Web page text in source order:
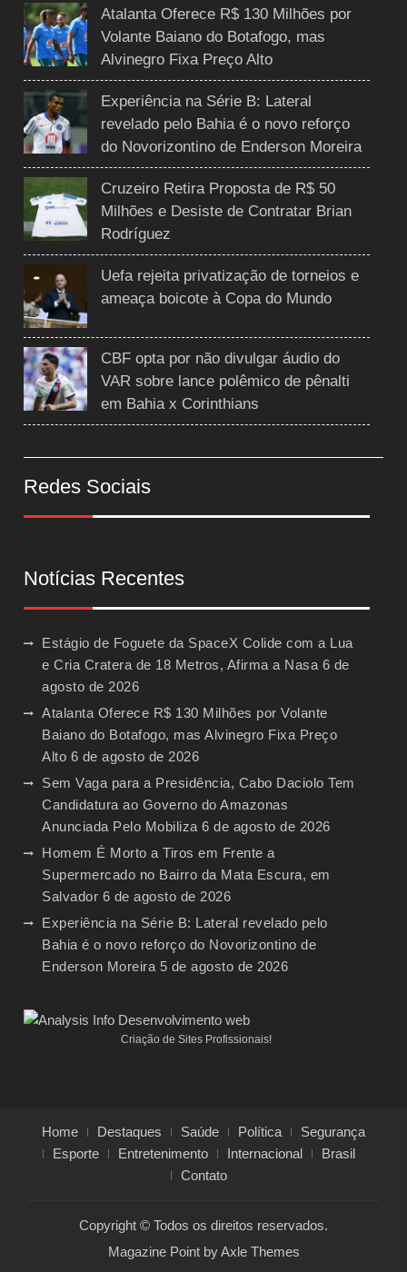
Atalanta Oferece R$ 130 Milhões por
Volante Baiano do Botafogo, mas
Alvinegro Fixa Preço Alto
Experiência na Série B: Lateral
revelado pelo Bahia é o novo reforço
do Novorizontino de Enderson Moreira
Cruzeiro Retira Proposta de R$ 50
Milhões e Desiste de Contratar Brian
Rodríguez
Uefa rejeita privatização de torneios e
ameaça boicote à Copa do Mundo
CBF opta por não divulgar áudio do
VAR sobre lance polêmico de pênalti
em Bahia x Corinthians
Redes Sociais
Notícias Recentes
Estágio de Foguete da SpaceX Colide com a Lua
e Cria Cratera de 18 Metros, Afirma a Nasa 6 de
agosto de 2026
Atalanta Oferece R$ 130 Milhões por Volante
Baiano do Botafogo, mas Alvinegro Fixa Preço
Alto 6 de agosto de 2026
Sem Vaga para a Presidência, Cabo Daciolo Tem
Candidatura ao Governo do Amazonas
Anunciada Pelo Mobiliza 6 de agosto de 2026
Homem É Morto a Tiros em Frente a
Supermercado no Bairro da Mata Escura, em
Salvador 6 de agosto de 2026
Experiência na Série B: Lateral revelado pelo
Bahia é o novo reforço do Novorizontino de
Enderson Moreira 5 de agosto de 2026
Criação de Sites Profissionais!
Home Destaques Saúde Política
Segurança
Esporte
Entretenimento Internacional
Brasil
Contato
Copyright © Todos os direitos reservados.
Magazine Point byAxle Themes